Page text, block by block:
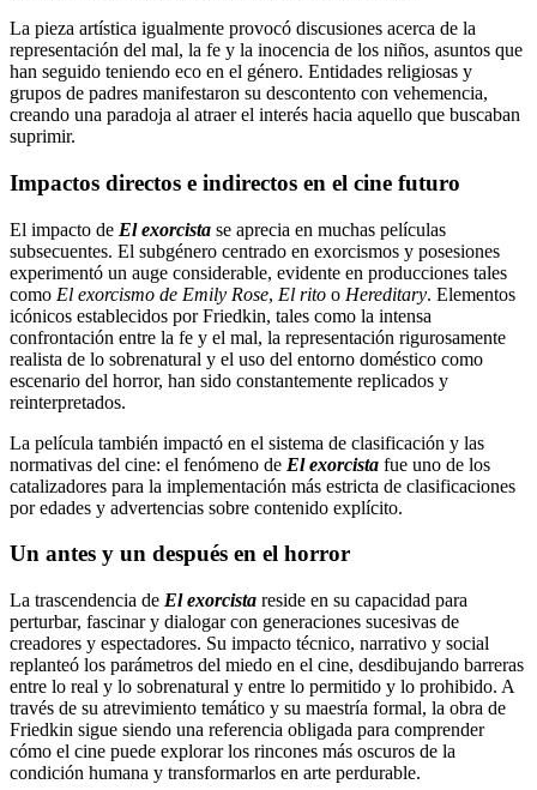
La pieza artística igualmente provocó discusiones acerca de la
representación del mal, la fe y la inocencia de los niños, asuntos que
han seguido teniendo eco en el género. Entidades religiosas y
grupos de padres manifestaron su descontento con vehemencia,
creando una paradoja al atraer el interés hacia aquello que buscaban
suprimir.
Impactos directos e indirectos en el cine futuro
El impacto de El exorcista se aprecia en muchas películas
subsecuentes. El subgénero centrado en exorcismos y posesiones
experimentó un auge considerable, evidente en producciones tales
como El exorcismo de Emily Rose, El rito o Hereditary. Elementos
icónicos establecidos por Friedkin, tales como la intensa
confrontación entre la fe y el mal, la representación rigurosamente
realista de lo sobrenatural y el uso del entorno doméstico como
escenario del horror, han sido constantemente replicados y
reinterpretados.
La película también impactó en el sistema de clasificación y las
normativas del cine: el fenómeno de El exorcista fue uno de los
catalizadores para la implementación más estricta de clasificaciones
por edades y advertencias sobre contenido explícito.
Un antes y un después en el horror
La trascendencia de El exorcista reside en su capacidad para
perturbar, fascinar y dialogar con generaciones sucesivas de
creadores y espectadores. Su impacto técnico, narrativo y social
replanteó los parámetros del miedo en el cine, desdibujando barreras
entre lo real y lo sobrenatural y entre lo permitido y lo prohibido. A
través de su atrevimiento temático y su maestría formal, la obra de
Friedkin sigue siendo una referencia obligada para comprender
cómo el cine puede explorar los rincones más oscuros de la
condición humana y transformarlos en arte perdurable.